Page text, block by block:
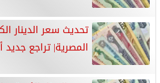
تحديث سعر الدينار
المصرية| تراجع جديد